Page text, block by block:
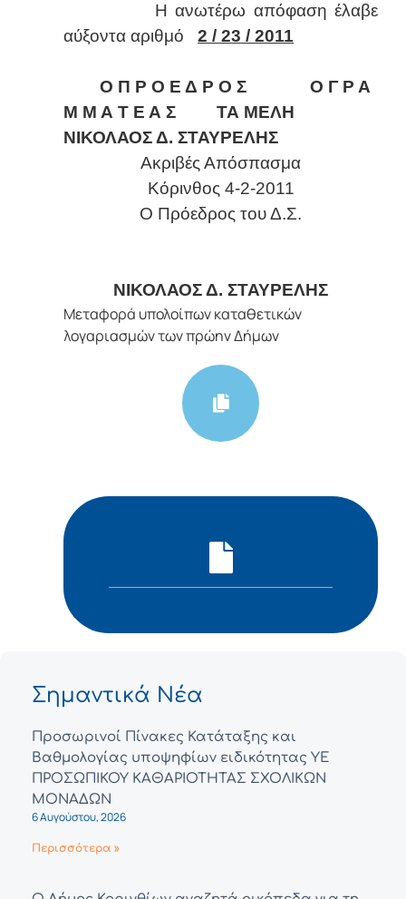
Η ανωτέρω απόφαση έλαβε
αύξοντα αριθμό 2 / 23 / 2011
Ο Π Ρ Ο Ε Δ Ρ Ο Σ Ο Γ Ρ Α
Μ Μ Α Τ Ε Α Σ ΤΑ ΜΕΛΗ
ΝΙΚΟΛΑΟΣ Δ. ΣΤΑΥΡΕΛΗΣ
Ακριβές Απόσπασμα
Κόρινθος 4-2-2011
Ο Πρόεδρος του Δ.Σ.
ΝΙΚΟΛΑΟΣ Δ. ΣΤΑΥΡΕΛΗΣ
Μεταφορά υπολοίπων καταθετικών
λογαριασμών των πρώην Δήμων
Σημαντικά Νέα
Προσωρινοί Πίνακες Κατάταξης και
Βαθμολογίας υποψηφίων ειδικότητας ΥΕ
ΠΡΟΣΩΠΙΚΟΥ ΚΑΘΑΡΙΟΤΗΤΑΣ ΣΧΟΛΙΚΩΝ
ΜΟΝΑΔΩΝ
6 Αυγούστου, 2026
Περισσότερα »